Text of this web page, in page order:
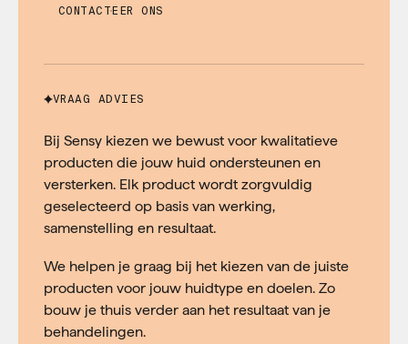
CONTACTEER ONS
VRAAG ADVIES
Bij Sensy kiezen we bewust voor kwalitatieve
producten die jouw huid ondersteunen en
versterken. Elk product wordt zorgvuldig
geselecteerd op basis van werking,
samenstelling en resultaat.
We helpen je graag bij het kiezen van de juiste
producten voor jouw huidtype en doelen. Zo
bouw je thuis verder aan het resultaat van je
behandelingen.